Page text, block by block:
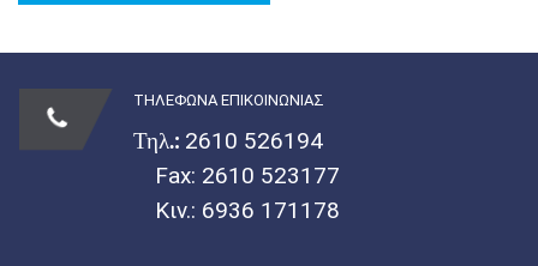
ΤΗΛΕΦΩΝΑ ΕΠΙΚΟΙΝΩΝΙΑΣ
Τηλ.: 2610 526194
Fax: 2610 523177
Κιν.: 6936 171178